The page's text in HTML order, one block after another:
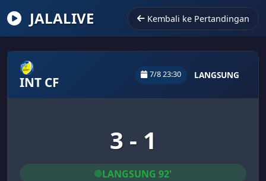
JALALIVE Kembali ke Pertandingan
INT CF
7/8 23:30 LANGSUNG
3 - 1
LANGSUNG 92'